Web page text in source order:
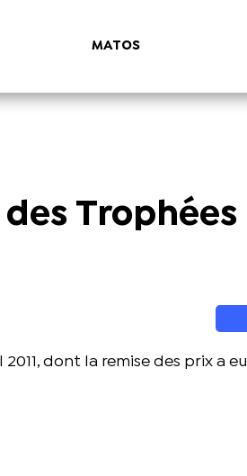
MATOS
Trophées
dont la remise des prix a